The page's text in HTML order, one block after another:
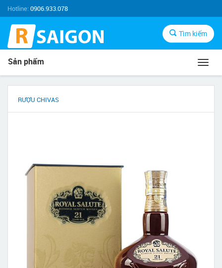
Hotline:0906.933.078
Tìm kiếm
Sản phẩm
RƯỢU CHIVAS